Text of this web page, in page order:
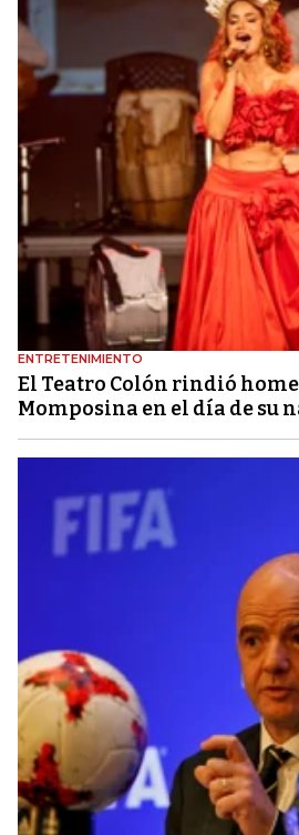
ENTRETENIMIENTO
El Teatro Colón rindió
Momposina en el día de su